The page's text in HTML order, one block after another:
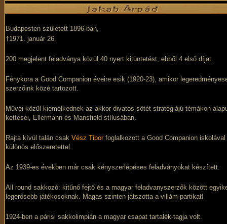
Budapesten született 1896-ban,
†1971. január 26.
200 megjelent feladványa közül 40 nyert kitüntetést, ebből 4 első díjat.
Fénykora a Good Companion éveire esik (1920-23), amikor
szerzőink közé tartozott.
Művei közül kiemelkednek az akkor divatos sötét stratégiájú témákon
kettesei, Ellermann és Mansfield stílusában.
Rajta kívül talán csak Vész Tiborfoglalkozott a Good Companion iskolával
különös előszeretettel.
Az 1939-es években már csak kényszerlépéses feladványokat készített.
All round sakkozó: kitűnő fejtő és a magyar feladvanyszerzők között
legerősebb játékosoknak. Magas szinten játszotta a villám-partikat!
1924-ben a párisi sakkolimpián a magyar csapat tartalék-tagja volt.